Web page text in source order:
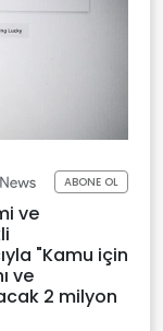
ABONE OL
ve
"Kamu için
ve
2 milyon